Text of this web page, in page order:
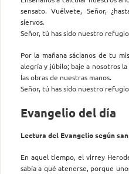
sensato. Vuélvete, Señor,
siervos.
Señor, tú has sido nuestro
Por la mañana sácianos de tu
alegría y júbilo; baje a nosotros
las obras de nuestras manos.
Señor, tú has sido nuestro
Evangelio del día
Lectura del Evangelio según
En aquel tiempo, el virrey
sabía a qué atenerse, porque